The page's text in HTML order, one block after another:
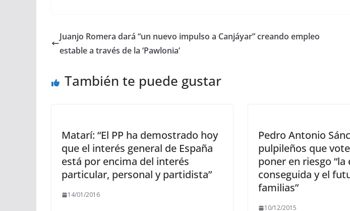
Juanjo Romera dará “un nuevo impulso a Canjáyar” creando empleo
estable a través de la ‘Pawlonia’
También te puede gustar
Matarí: “El PP ha demostrado hoy
que el interés general de España
está por encima del interés
particular, personal y partidista”
14/01/2016
Pedro Antonio
pulpileños que
poner en riesgo
conseguida y el
familias”
10/12/2015